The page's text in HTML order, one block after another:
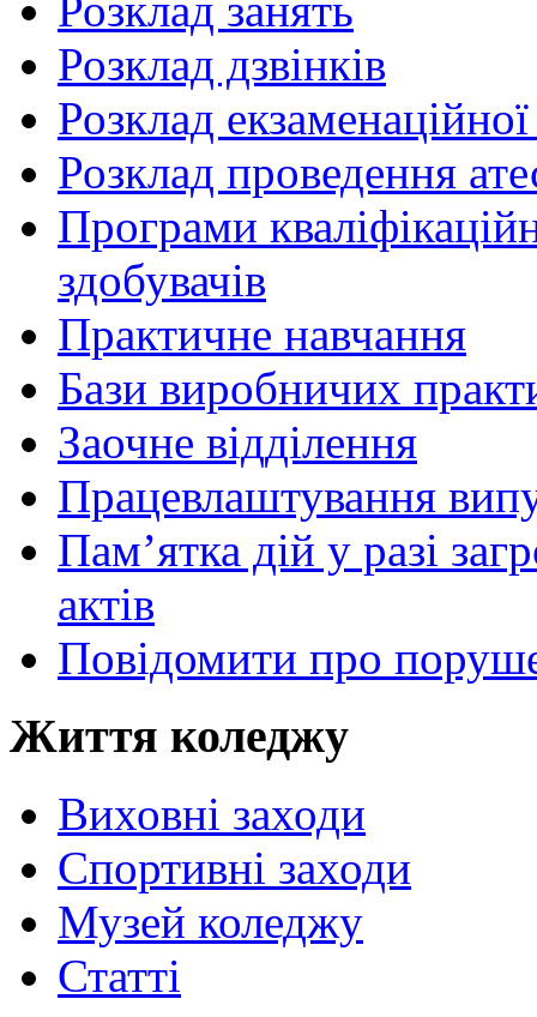
Розклад занять
Розклад дзвінків
Розклад екзаменаційної
Розклад проведення
Програми
здобувачів
Практичне навчання
Бази виробничих
Заочне відділення
Працевлаштування
Пам’ятка дій у разі
актів
Повідомити про
Життя коледжу
Виховні заходи
Спортивні заходи
Музей коледжу
Статті